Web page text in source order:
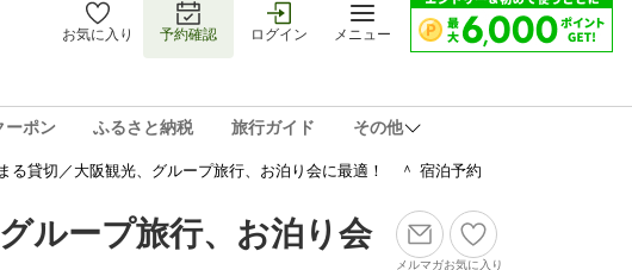
お気に入り 予約確認 ログイン メニュー
ーポン ふるさと納税 旅行ガイド その他
る貸切／大阪観光、グループ旅行、お泊り会に最適！ ＾ 宿泊予約
ループ旅行、お泊り会
メルマガお気に入り